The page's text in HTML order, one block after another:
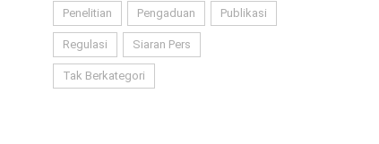
Penelitian Pengaduan Publikasi
Regulasi Siaran Pers
Tak Berkategori